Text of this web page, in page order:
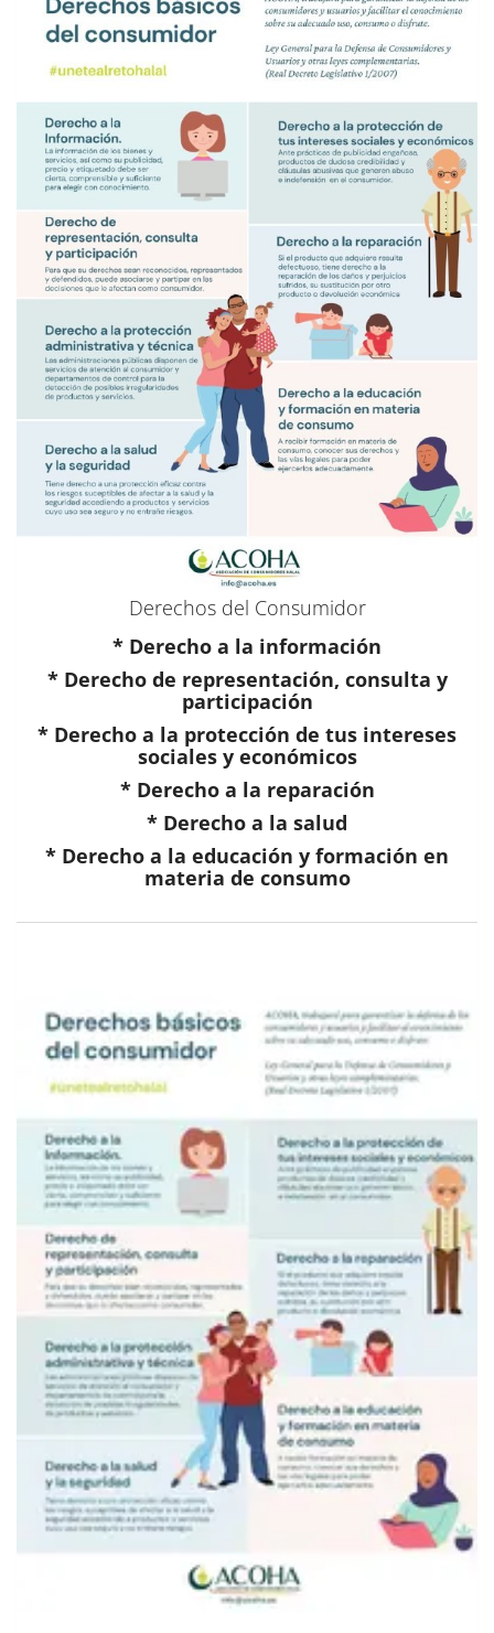
Derechos del Consumidor
* Derecho a la información
* Derecho de representación, consulta y
participación
* Derecho a la protección de tus intereses
sociales y económicos
* Derecho a la reparación
* Derecho a la salud
* Derecho a la educación y formación en
materia de consumo